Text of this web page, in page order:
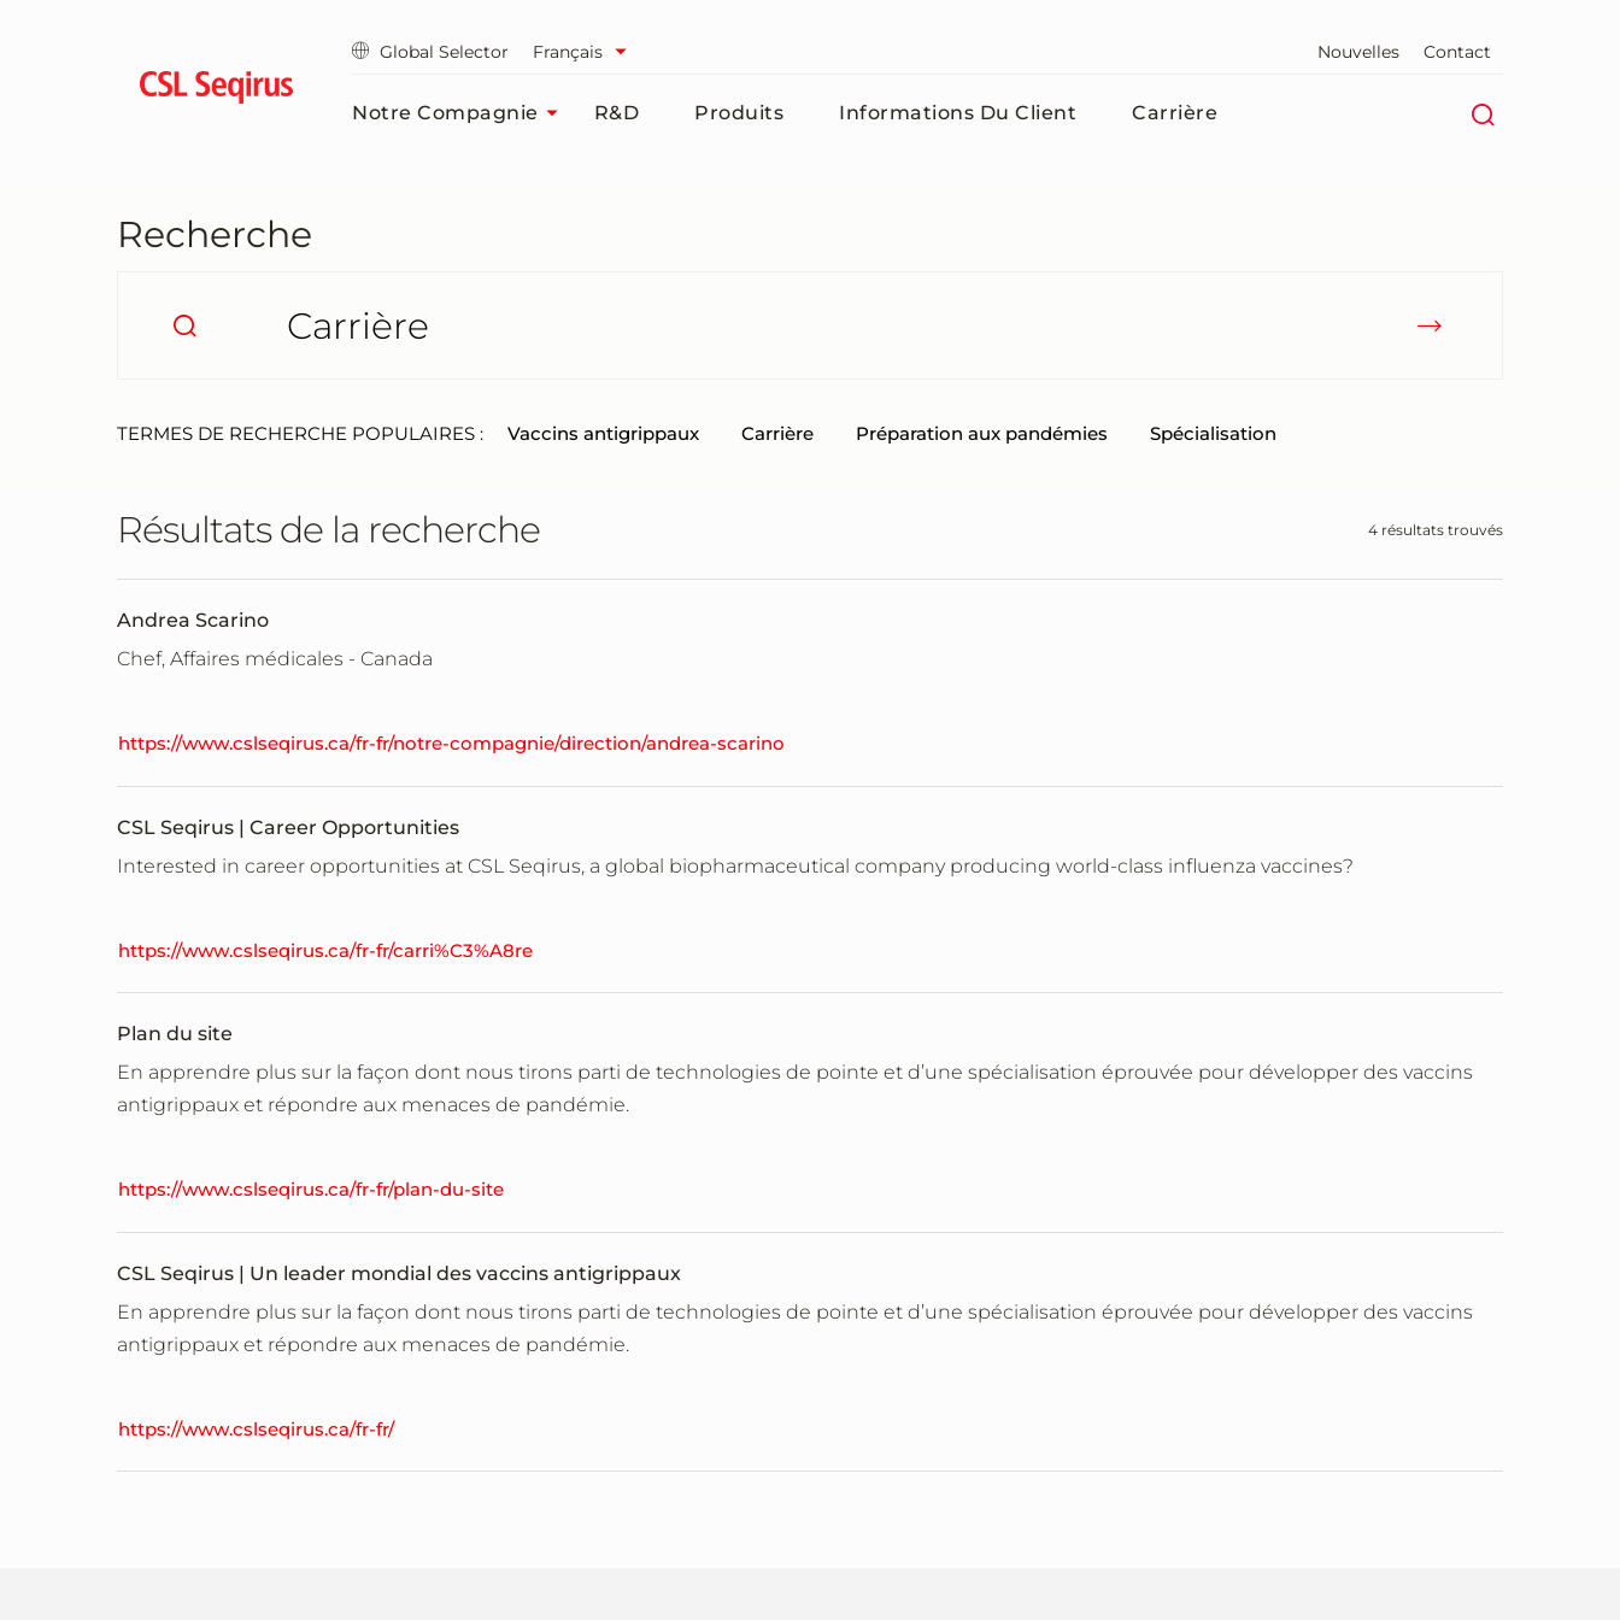
Global Selector Français Nouvelles Contact
Notre Compagnie R&D Produits Informations Du Client Carrière
Recherche
TERMES DE RECHERCHE POPULAIRES : Vaccins antigrippaux Carrière Préparation aux pandémies Spécialisation
Résultats de la recherche 4 résultats trouvés
Andrea Scarino
Chef, Affaires médicales - Canada
https://www.cslseqirus.ca/fr-fr/notre-compagnie/direction/andrea-scarino
CSL Seqirus | Career Opportunities
Interested in career opportunities at CSL Seqirus, a global biopharmaceutical company producing world-class influenza vaccines?
https://www.cslseqirus.ca/fr-fr/carri%C3%A8re
Plan du site
En apprendre plus sur la façon dont nous tirons parti de technologies de pointe et d’une spécialisation éprouvée pour développer des vaccins
antigrippaux et répondre aux menaces de pandémie.
https://www.cslseqirus.ca/fr-fr/plan-du-site
CSL Seqirus | Un leader mondial des vaccins antigrippaux
En apprendre plus sur la façon dont nous tirons parti de technologies de pointe et d’une spécialisation éprouvée pour développer des vaccins
antigrippaux et répondre aux menaces de pandémie.
https://www.cslseqirus.ca/fr-fr/